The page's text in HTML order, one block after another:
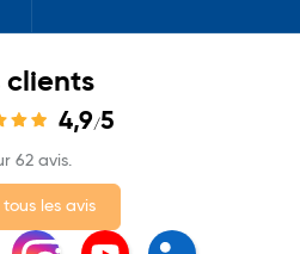
clients
4,9/5
62 avis.
tous les avis